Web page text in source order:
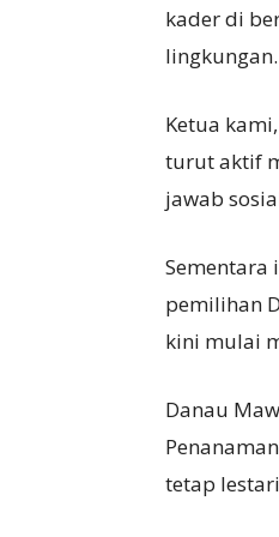
kader di
lingkungan.
Ketua
turut aktif
jawab
Sementara
pemilihan
kini mulai
Danau
tetap